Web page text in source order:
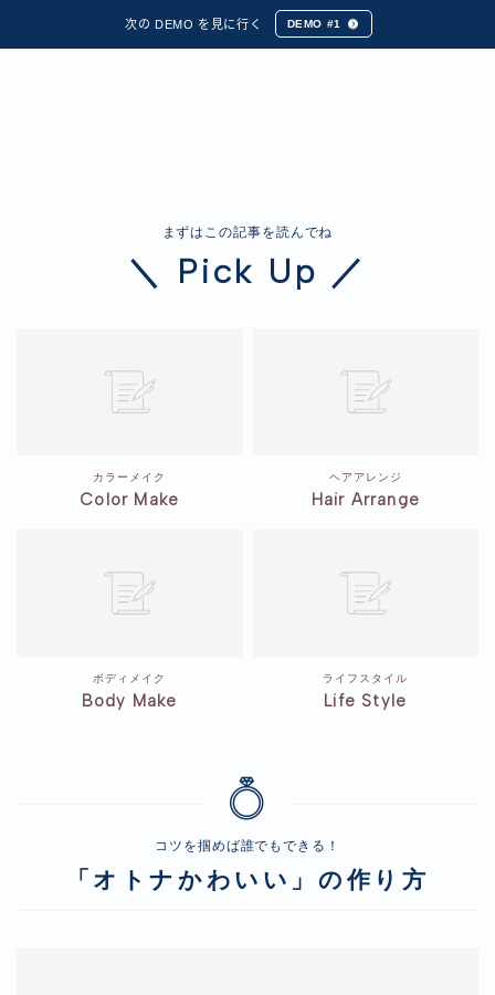
次の DEMO を見に行く DEMO #1
まずはこの記事を読んでね
＼ Pick Up ／
カラーメイク
Color Make
ヘアアレンジ
Hair Arrange
ボディメイク
Body Make
ライフスタイル
Life Style
コツを掴めば誰でもできる！
「オトナかわいい」の作り方